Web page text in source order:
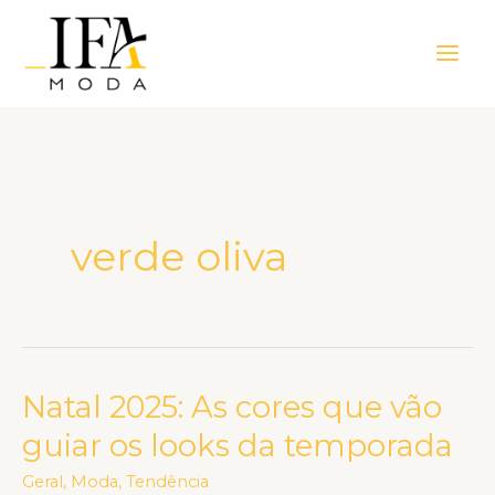
Menu
verde oliva
Natal 2025: As cores que vão
guiar os looks da temporada
Geral , Moda, Tendência
Natal
As
cores